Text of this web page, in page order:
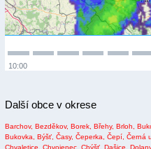
10:00
Další obce v okrese
Barchov, Bezděkov, Borek, Břehy, Brloh,
Bukovka, Býšť, Časy, Čeperka, Čepí, Černá